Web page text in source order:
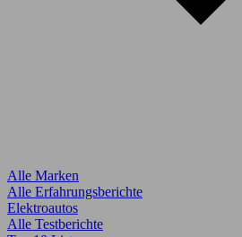
Alle Marken
Alle Erfahrungsberichte
Elektroautos
Alle Testberichte